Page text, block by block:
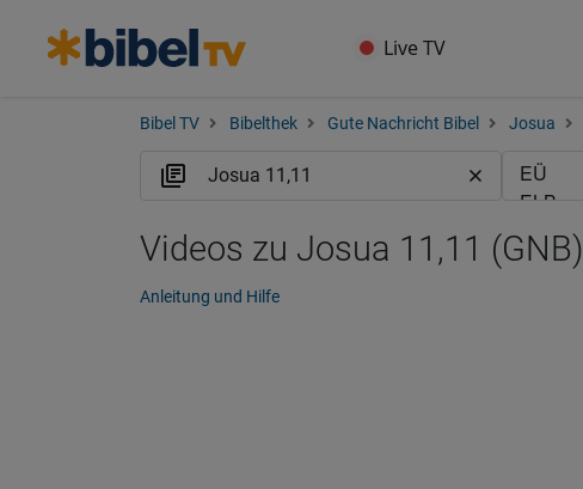
Live TV
Bibel TV Bibelthek Gute Nachricht Bibel Josua
Videos zu Josua 11,11 (GNB)
Anleitung und Hilfe